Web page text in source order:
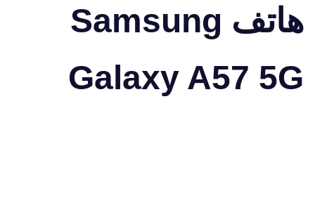
هاتف Samsung
Galaxy A57 5G